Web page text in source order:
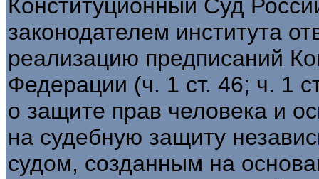
Конституционный Суд
законодателем института
реализацию предписаний
Федерации (ч. 1 ст. 46; ч. 1
о защите прав человека и
на судебную защиту
судом, созданным на